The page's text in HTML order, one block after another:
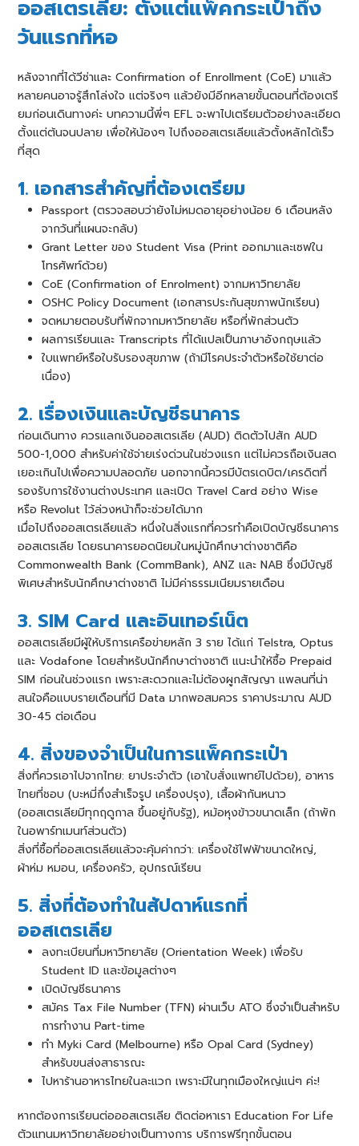
ออสเตรเลีย: ตั้งแต่แพ็คกระเป๋าถึง
วันแรกที่หอ
หลังจากที่ได้วีซ่าและ Confirmation of Enrollment (CoE) มาแล้ว
หลายคนอาจรู้สึกโล่งใจ แต่จริงๆ แล้วยังมีอีกหลายขั้นตอนที่ต้องเตรี
ยมก่อนเดินทางค่ะ บทความนี้พี่ๆ EFL จะพาไปเตรียมตัวอย่างละเอียด
ตั้งแต่ต้นจนปลาย เพื่อให้น้องๆ ไปถึงออสเตรเลียแล้วตั้งหลักได้เร็ว
ที่สุด
1. เอกสารสำคัญที่ต้องเตรียม
Passport (ตรวจสอบว่ายังไม่หมดอายุอย่างน้อย 6 เดือนหลัง
จากวันที่แผนจะกลับ)
Grant Letter ของ Student Visa (Print ออกมาและเซฟใน
โทรศัพท์ด้วย)
CoE (Confirmation of Enrolment) จากมหาวิทยาลัย
OSHC Policy Document (เอกสารประกันสุขภาพนักเรียน)
จดหมายตอบรับที่พักจากมหาวิทยาลัย หรือที่พักส่วนตัว
ผลการเรียนและ Transcripts ที่ได้แปลเป็นภาษาอังกฤษแล้ว
ใบแพทย์หรือใบรับรองสุขภาพ (ถ้ามีโรคประจำตัวหรือใช้ยาต่อ
เนื่อง)
2. เรื่องเงินและบัญชีธนาคาร
ก่อนเดินทาง ควรแลกเงินออสเตรเลีย (AUD) ติดตัวไปสัก AUD
500-1,000 สำหรับค่าใช้จ่ายเร่งด่วนในช่วงแรก แต่ไม่ควรถือเงินสด
เยอะเกินไปเพื่อความปลอดภัย นอกจากนี้ควรมีบัตรเดบิต/เครดิตที่
รองรับการใช้งานต่างประเทศ และเปิด Travel Card อย่าง Wise
หรือ Revolut ไว้ล่วงหน้าก็จะช่วยได้มาก
เมื่อไปถึงออสเตรเลียแล้ว หนึ่งในสิ่งแรกที่ควรทำคือเปิดบัญชีธนาคาร
ออสเตรเลีย โดยธนาคารยอดนิยมในหมู่นักศึกษาต่างชาติคือ
Commonwealth Bank (CommBank), ANZ และ NAB ซึ่งมีบัญชี
พิเศษสำหรับนักศึกษาต่างชาติ ไม่มีค่าธรรมเนียมรายเดือน
3. SIM Card และอินเทอร์เน็ต
ออสเตรเลียมีผู้ให้บริการเครือข่ายหลัก 3 ราย ได้แก่ Telstra, Optus
และ Vodafone โดยสำหรับนักศึกษาต่างชาติ แนะนำให้ซื้อ Prepaid
SIM ก่อนในช่วงแรก เพราะสะดวกและไม่ต้องผูกสัญญา แพลนที่น่า
สนใจคือแบบรายเดือนที่มี Data มากพอสมควร ราคาประมาณ AUD
30-45 ต่อเดือน
4. สิ่งของจำเป็นในการแพ็คกระเป๋า
สิ่งที่ควรเอาไปจากไทย: ยาประจำตัว (เอาใบสั่งแพทย์ไปด้วย), อาหาร
ไทยที่ชอบ (บะหมี่กึ่งสำเร็จรูป เครื่องปรุง), เสื้อผ้ากันหนาว
(ออสเตรเลียมีทุกฤดูกาล ขึ้นอยู่กับรัฐ), หม้อหุงข้าวขนาดเล็ก (ถ้าพัก
ในอพาร์ทเมนท์ส่วนตัว)
สิ่งที่ซื้อที่ออสเตรเลียแล้วจะคุ้มค่ากว่า: เครื่องใช้ไฟฟ้าขนาดใหญ่,
ผ้าห่ม หมอน, เครื่องครัว, อุปกรณ์เรียน
5. สิ่งที่ต้องทำในสัปดาห์แรกที่
ออสเตรเลีย
ลงทะเบียนที่มหาวิทยาลัย (Orientation Week) เพื่อรับ
Student ID และข้อมูลต่างๆ
เปิดบัญชีธนาคาร
สมัคร Tax File Number (TFN) ผ่านเว็บ ATO ซึ่งจำเป็นสำหรับ
การทำงาน Part-time
ทำ Myki Card (Melbourne) หรือ Opal Card (Sydney)
สำหรับขนส่งสาธารณะ
ไปหาร้านอาหารไทยในละแวก เพราะมีในทุกเมืองใหญ่แน่ๆ ค่ะ!
หากต้องการเรียนต่อออสเตรเลีย ติดต่อหาเรา Education For Life
ตัวแทนมหาวิทยาลัยอย่างเป็นทางการ บริการฟรีทุกขั้นตอน